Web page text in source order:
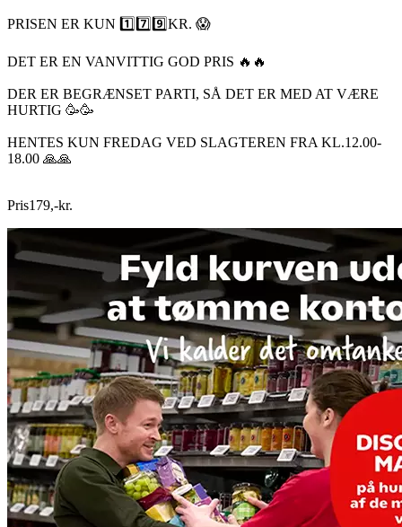
PRISEN ER KUN 1️⃣7️⃣9️⃣KR. 😱
DET ER EN VANVITTIG GOD PRIS 🔥🔥
DER ER BEGRÆNSET PARTI, SÅ DET ER MED AT VÆRE
HURTIG 🥳🥳
HENTES KUN FREDAG VED SLAGTEREN FRA KL.12.00-
18.00 🙏🙏
Pris179,-kr.